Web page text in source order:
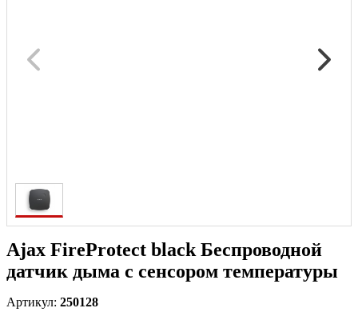
Ajax FireProtect black Беспроводной
датчик дыма с сенсором температуры
Артикул: 250128